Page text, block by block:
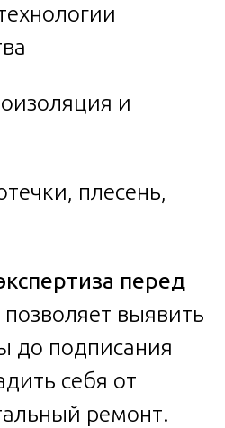
и
плесень,
перед
позволяет выявить
до подписания
себя от
ремонт.